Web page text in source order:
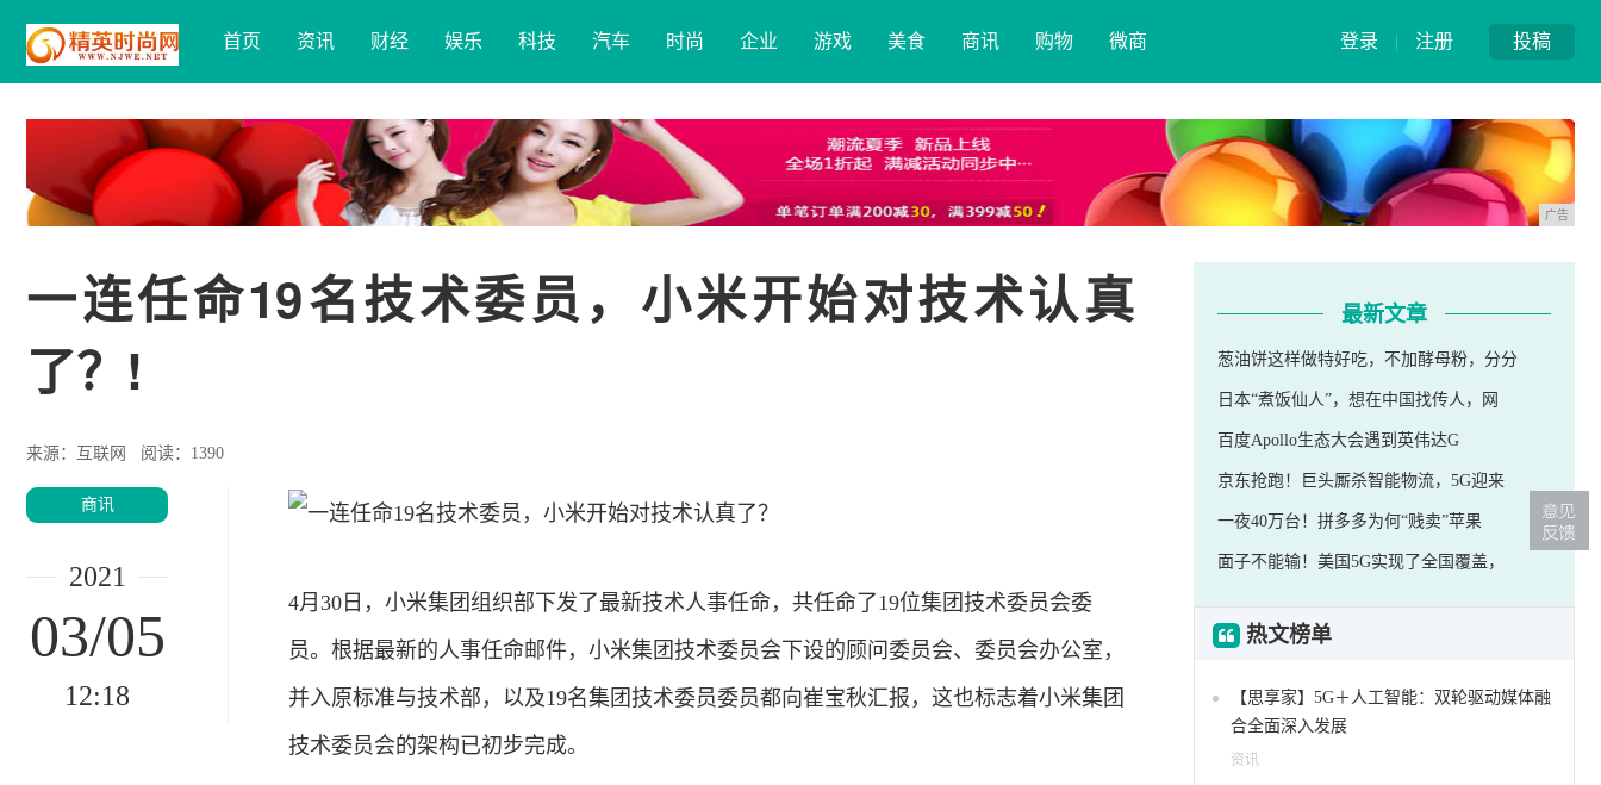
投稿
登录 | 注册
首页 资讯 财经 娱乐 科技 汽车 时尚 企业 游戏 美食 商讯 购物 微商
广告
一连任命19名技术委员，小米开始对技术认真
了？!
来源：互联网 阅读：1390
商讯
2021
03/05
12:18
4月30日，小米集团组织部下发了最新技术人事任命，共任命了19位集团技术委员会委
员。根据最新的人事任命邮件，小米集团技术委员会下设的顾问委员会、委员会办公室，
并入原标准与技术部，以及19名集团技术委员委员都向崔宝秋汇报，这也标志着小米集团
技术委员会的架构已初步完成。
最新文章
葱油饼这样做特好吃，不加酵母粉，分分
日本“煮饭仙人”，想在中国找传人，网
百度Apollo生态大会遇到英伟达G
京东抢跑！巨头厮杀智能物流，5G迎来
一夜40万台！拼多多为何“贱卖”苹果
面子不能输！美国5G实现了全国覆盖，
热文榜单
【思享家】5G＋人工智能：双轮驱动媒体融
合全面深入发展
资讯